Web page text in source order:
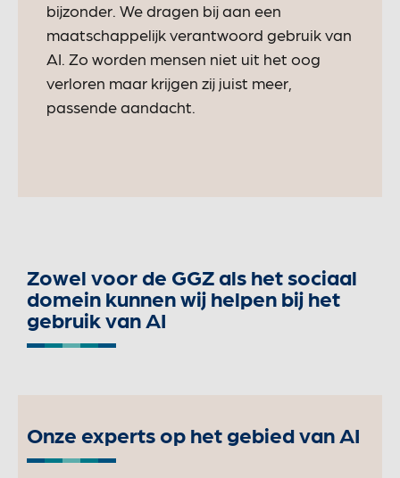
bijzonder. We dragen bij aan een
maatschappelijk verantwoord gebruik van
AI. Zo worden mensen niet uit het oog
verloren maar krijgen zij juist meer,
passende aandacht.
Zowel voor de GGZ als het sociaal
domein kunnen wij helpen bij het
gebruik van AI
Onze experts op het gebied van AI